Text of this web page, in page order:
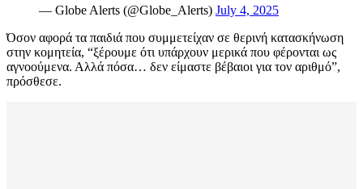
— Globe Alerts (@Globe_Alerts) July 4, 2025
Όσον αφορά τα παιδιά που συμμετείχαν σε θερινή κατασκήνωση
στην κομητεία, “ξέρουμε ότι υπάρχουν μερικά που φέρονται ως
αγνοούμενα. Αλλά πόσα… δεν είμαστε βέβαιοι για τον αριθμό”,
πρόσθεσε.